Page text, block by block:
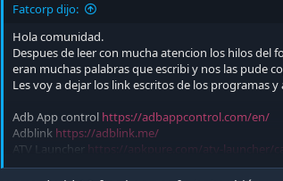
pm uninstall -k --user 0 com.droidlogic.overlay
pm uninstall -k --user 0
pm uninstall -k --user 0 com.nes.daemonservice
pm uninstall -k --user 0 com.nes.skywayclient
pm uninstall -k --user 0 com.nes.tivo.remote.ota
pm uninstall -k --user 0 com.nes.tvbugtracker
pm uninstall -k --user 0 com.nes.tvglobalkeyhandler
pm uninstall -k --user 0 com.tivo.hydra.app
pm uninstall -k --user 0 com.tivo.quickset
pm uninstall -k --user 0 com.utsmta.app
Fatcorp dijo:
Hola comunidad.
Despues de leer con mucha atencion los hilos
eran muchas palabras que escribi y nos las pude
Les voy a dejar los link escritos de los programas
Adb App control https://adbappcontrol.com/en/
Adblink https://adblink.me/
ATV Launcher https://apkpure.com/atv-launcher/
button-mapperhttps://button-